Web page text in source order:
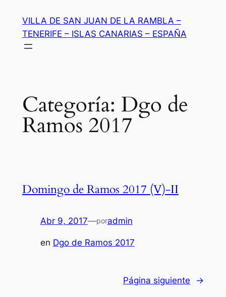
contenido
VILLA DE SAN JUAN DE LA RAMBLA –
TENERIFE – ISLAS CANARIAS – ESPAÑA
Categoría: Dgo de
Ramos 2017
Domingo de Ramos 2017 (V)-II
Abr 9, 2017—poradmin
en Dgo de Ramos 2017
Página siguiente →